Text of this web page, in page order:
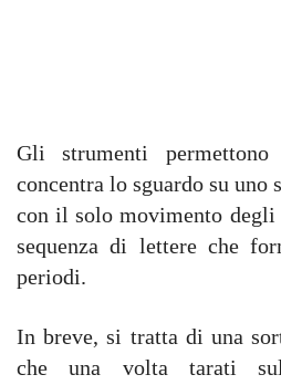
Gli strumenti
concentra lo sguardo su uno
con il solo movimento degli
sequenza di lettere che
periodi.
In breve, si tratta di una
che una volta tarati